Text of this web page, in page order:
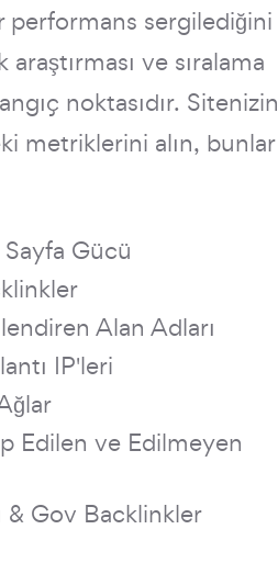
performans sergilediğini
ve sıralama
noktasıdır. Sitenizin
metriklerini alın, bunlar
Gücü
Alan Adları
IP'leri
Edilen ve Edilmeyen
& Gov Backlinkler